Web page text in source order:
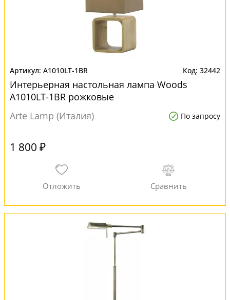
A1010LT-1BR 32442
Интерьерная настольная лампа Woods
A1010LT-1BR рожковые
Arte Lamp (Италия)
По запросу
1 800 ₽